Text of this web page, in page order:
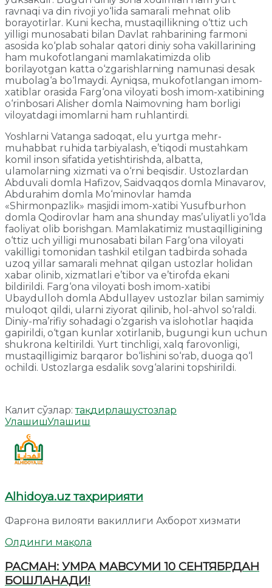
ravnaqi va din rivoji yo‘lida samarali mehnat olib
borayotirlar. Kuni kecha, mustaqillikning o‘ttiz uch
yilligi munosabati bilan Davlat rahbarining farmoni
asosida ko‘plab sohalar qatori diniy soha vakillarining
ham mukofotlangani mamlakatimizda olib
borilayotgan katta o‘zgarishlarning namunasi desak
mubolag‘a bo‘lmaydi. Ayniqsa, mukofotlangan imom-
xatiblar orasida Farg‘ona viloyati bosh imom-xatibining
o‘rinbosari Alisher domla Naimovning ham borligi
viloyatdagi imomlarni ham ruhlantirdi.
Yoshlarni Vatanga sadoqat, elu yurtga mehr-
muhabbat ruhida tarbiyalash, e’tiqodi mustahkam
komil inson sifatida yetishtirishda, albatta,
ulamolarning xizmati va o‘rni beqisdir. Ustozlardan
Abduvali domla Hafizov, Saidvaqqos domla Minavarov,
Abdurahim domla Mo‘minovlar hamda
«Shirmonpazlik» masjidi imom-xatibi Yusufburhon
domla Qodirovlar ham ana shunday mas’uliyatli yo‘lda
faoliyat olib borishgan. Mamlakatimiz mustaqilligining
o‘ttiz uch yilligi munosabati bilan Farg‘ona viloyati
vakilligi tomonidan tashkil etilgan tadbirda sohada
uzoq yillar samarali mehnat qilgan ustozlar holidan
xabar olinib, xizmatlari e’tibor va e’tirofda ekani
bildirildi. Farg‘ona viloyati bosh imom-xatibi
Ubaydulloh domla Abdullayev ustozlar bilan samimiy
muloqot qildi, ularni ziyorat qilinib, hol-ahvol so‘raldi.
Diniy-ma’rifiy sohadagi o‘zgarish va islohotlar haqida
gapirildi, o‘tgan kunlar xotirlanib, bugungi kun uchun
shukrona keltirildi. Yurt tinchligi, xalq farovonligi,
mustaqilligimiz barqaror bo‘lishini so‘rab, duoga qo‘l
ochildi. Ustozlarga esdalik sovg‘alarini topshirildi.
Калит сўзлар: тақдирлашустозлар
УлашишУлашиш
Alhidoya.uz таҳририяти
Фарғона вилояти вакиллиги Ахборот хизмати
Олдинги мақола
РАСМАН: УМРА МАВСУМИ 10 СЕНТЯБРДАН
БОШЛАНАДИ!